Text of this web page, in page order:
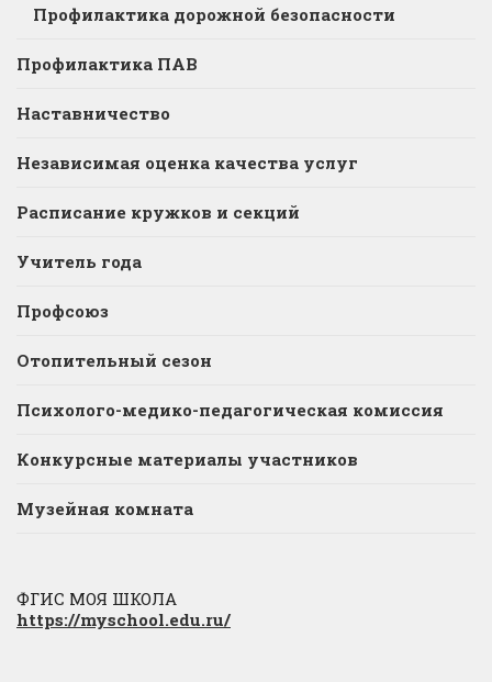
Профилактика дорожной безопасности
Профилактика ПАВ
Наставничество
Независимая оценка качества услуг
Расписание кружков и секций
Учитель года
Профсоюз
Отопительный сезон
Психолого-медико-педагогическая комиссия
Конкурсные материалы участников
Музейная комната
ФГИС МОЯ ШКОЛА
https://myschool.edu.ru/